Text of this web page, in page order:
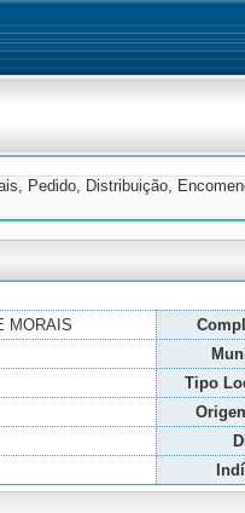
Pedido, Distribuição,
MORAIS
Tipo